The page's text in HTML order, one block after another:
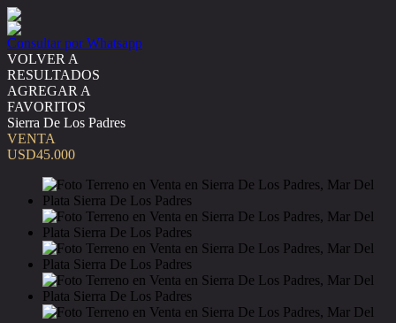
Consultar por Whatsapp
VOLVER A
RESULTADOS
AGREGAR A
FAVORITOS
Sierra De Los Padres
VENTA
USD45.000